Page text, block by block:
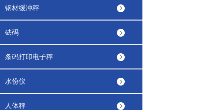
钢材缓冲秤
砝码
条码打印电子秤
水份仪
人体秤